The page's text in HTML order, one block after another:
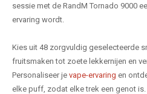
sessie met de RandM Tornado 9000
ervaring wordt.
Kies uit 48 zorgvuldig geselecteerde
fruitsmaken tot zoete lekkernijen en
Personaliseer je vape-ervaring en
elke puff, zodat elke trek een genot is.